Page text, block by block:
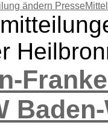
ändern